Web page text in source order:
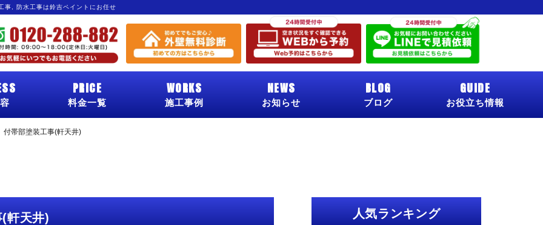
事, 防水工事は鈴吉ペイントにお任せ
PRICE
料金一覧
WORKS
施工事例
NEWS
お知らせ
BLOG
ブログ
GUIDE
お役立ち情報
帯部塗装工事(軒天井)
軒天井) 人気ランキング